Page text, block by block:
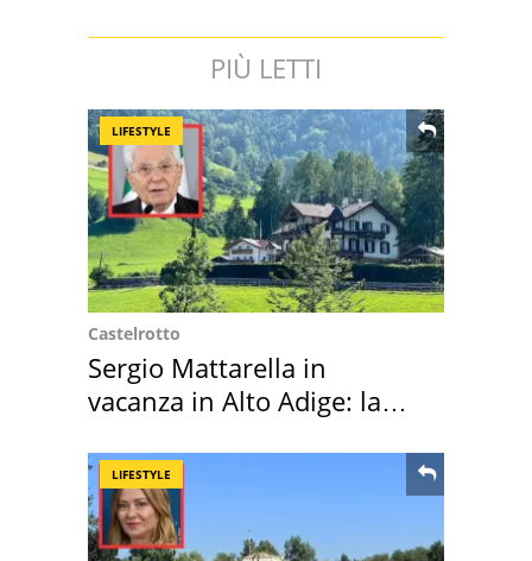
PIÙ LETTI
LIFESTYLE
Castelrotto
Sergio Mattarella in
vacanza in Alto Adige: la
LIFESTYLE